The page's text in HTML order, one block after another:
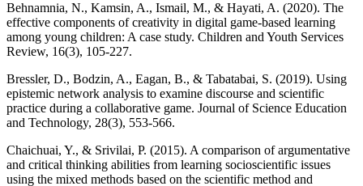
Behnamnia, N., Kamsin, A., Ismail, M., & Hayati, A. (2020). The
effective components of creativity in digital game-based learning
among young children: A case study. Children and Youth Services
Review, 16(3), 105-227.
Bressler, D., Bodzin, A., Eagan, B., & Tabatabai, S. (2019). Using
epistemic network analysis to examine discourse and scientific
practice during a collaborative game. Journal of Science Education
and Technology, 28(3), 553-566.
Chaichuai, Y., & Srivilai, P. (2015). A comparison of argumentative
and critical thinking abilities from learning socioscientific issues
using the mixed methods based on the scientific method and